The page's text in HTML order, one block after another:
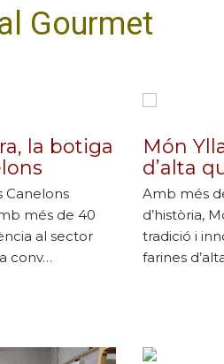
Gourmet
la botiga
Canelons
més de 40
al sector
conv…
Món
d’alta
Amb més
d’història,
tradició i
farines